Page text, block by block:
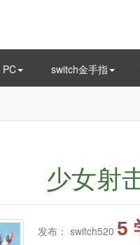
PC switch金手指
少女射
发布： switch520 5